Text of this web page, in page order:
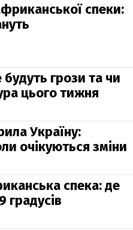
спеки:
будуть грози та чи
цього тижня
Україну:
очікуються зміни
спека: де
градусів